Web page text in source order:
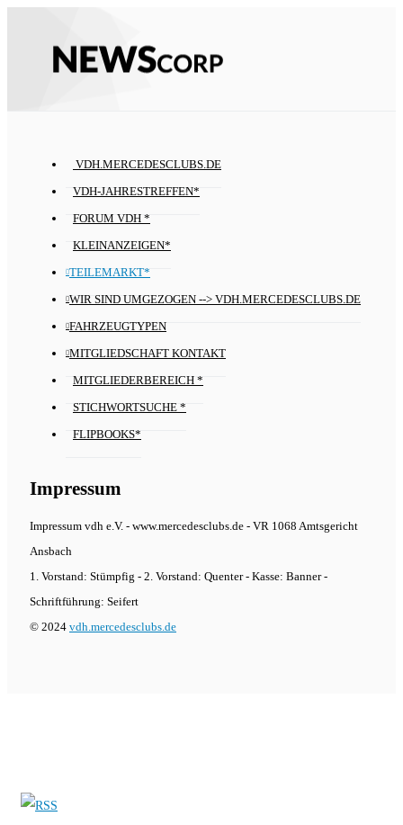
VDH.MERCEDESCLUBS.DE
VDH-JAHRESTREFFEN*
FORUM VDH *
KLEINANZEIGEN*
TEILEMARKT*
WIR SIND UMGEZOGEN --> VDH.MERCEDESCLUBS.DE
FAHRZEUGTYPEN
MITGLIEDSCHAFT KONTAKT
MITGLIEDERBEREICH *
STICHWORTSUCHE *
FLIPBOOKS*
Impressum
Impressum vdh e.V. - www.mercedesclubs.de - VR 1068 Amtsgericht
Ansbach
1. Vorstand: Stümpfig - 2. Vorstand: Quenter - Kasse: Banner -
Schriftführung: Seifert
© 2024 vdh.mercedesclubs.de